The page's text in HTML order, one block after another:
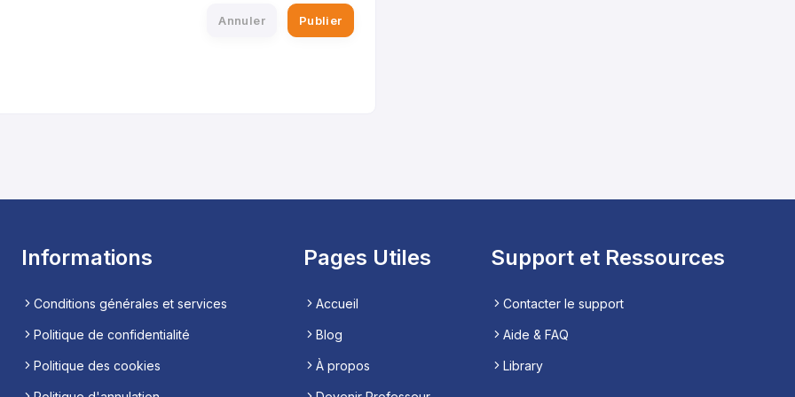
Annuler Publier
Informations
Conditions générales et services
Politique de confidentialité
Politique des cookies
Pages Utiles
Accueil
Blog
À propos
Support et Ressources
Contacter le support
Aide & FAQ
Library